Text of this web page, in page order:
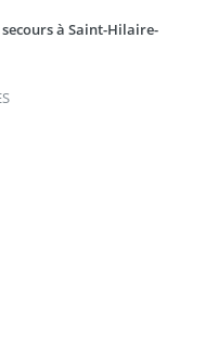
à Saint-Hilaire-